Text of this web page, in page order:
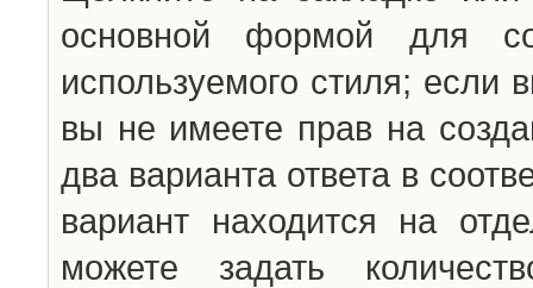
основной формой для
используемого стиля; если
вы не имеете прав на
два варианта ответа в
вариант находится на
можете задать